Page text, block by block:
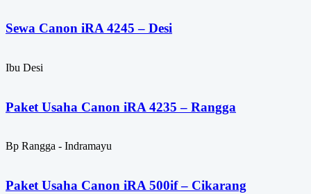
Sewa Canon iRA 4245 – Desi
Ibu Desi
Paket Usaha Canon iRA 4235 – Rangga
Bp Rangga - Indramayu
Paket Usaha Canon iRA 500if – Cikarang